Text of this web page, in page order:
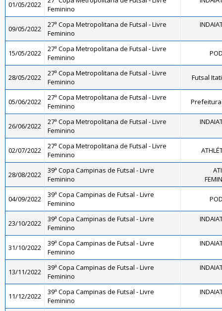
01/05/2022
Feminino
09/05/2022
27ª Copa Metropolitana de Futsal - Livre
Feminino
15/05/2022
27ª Copa Metropolitana de Futsal - Livre
Feminino
28/05/2022
27ª Copa Metropolitana de Futsal - Livre
Feminino
Futsal
05/06/2022
27ª Copa Metropolitana de Futsal - Livre
Feminino
26/06/2022
27ª Copa Metropolitana de Futsal - Livre
Feminino
02/07/2022
27ª Copa Metropolitana de Futsal - Livre
Feminino
28/08/2022
39ª Copa Campinas de Futsal - Livre
Feminino
04/09/2022
39ª Copa Campinas de Futsal - Livre
Feminino
23/10/2022
39ª Copa Campinas de Futsal - Livre
Feminino
31/10/2022
39ª Copa Campinas de Futsal - Livre
Feminino
13/11/2022
39ª Copa Campinas de Futsal - Livre
Feminino
11/12/2022
39ª Copa Campinas de Futsal - Livre
Feminino